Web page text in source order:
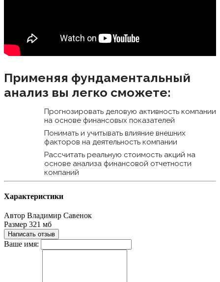
Применяя фундаментальный
анализ вы легко сможете:
Прогнозировать деловую активность компании
на основе финансовых показателей
Понимать и учитывать влияние внешних
факторов на деятельность компании
Рассчитать реальную стоимость акций на
основе анализа финансовой отчетности
компаний
Характеристики
Автор Владимир Савенок
Размер 321 мб
Написать отзыв
Ваше имя: